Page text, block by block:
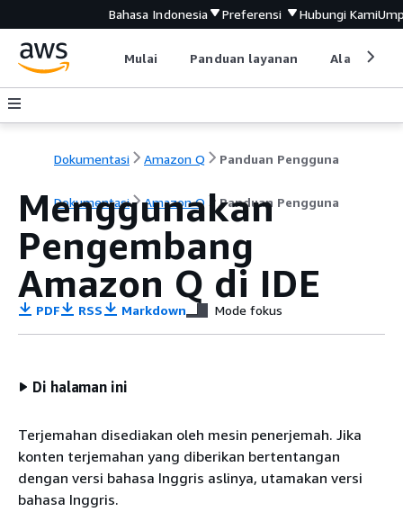
Bahasa Indonesia Preferensi Hubungi Kami
Mulai Panduan layanan Alat
Dokumentasi Amazon Q Panduan Pengguna
Dokumentasi Amazon Q Panduan Pengguna
Menggunakan
Pengembang
Amazon Q di IDE
PDF RSS Markdown Mode fokus
Di halaman ini
Terjemahan disediakan oleh mesin penerjemah. Jika
konten terjemahan yang diberikan bertentangan
dengan versi bahasa Inggris aslinya, utamakan versi
bahasa Inggris.